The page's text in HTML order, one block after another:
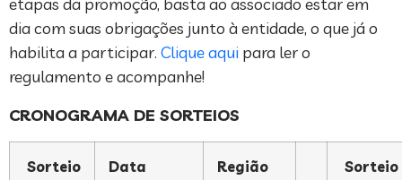
etapas da promoção, basta ao associado estar em
dia com suas obrigações junto à entidade, o que já o
habilita a participar. Clique aqui para ler o
regulamento e acompanhe!
CRONOGRAMA DE SORTEIOS
Sorteio Data Região Sorteio